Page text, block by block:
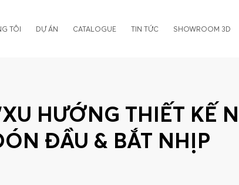
TÔI DỰ ÁN CATALOGUE TIN TỨC SHOWROOM 3D
HƯỚNG THIẾT KẾ
ĐẦU & BẮT NHỊP